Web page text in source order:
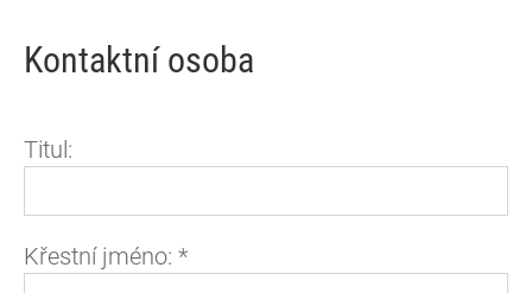
Kontaktní osoba
Titul:
Křestní jméno: *